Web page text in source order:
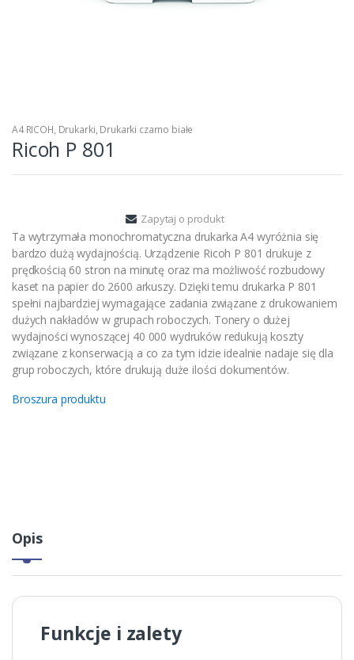
A4 RICOH, Drukarki, Drukarki czarno białe
Ricoh P 801
Zapytaj o produkt
Ta wytrzymała monochromatyczna drukarka A4 wyróżnia się
bardzo dużą wydajnością. Urządzenie Ricoh P 801 drukuje z
prędkością 60 stron na minutę oraz ma możliwość rozbudowy
kaset na papier do 2600 arkuszy. Dzięki temu drukarka P 801
spełni najbardziej wymagające zadania związane z drukowaniem
dużych nakładów w grupach roboczych. Tonery o dużej
wydajności wynoszącej 40 000 wydruków redukują koszty
związane z konserwacją a co za tym idzie idealnie nadaje się dla
grup roboczych, które drukują duże ilości dokumentów.
Broszura produktu
Opis
Funkcje i zalety